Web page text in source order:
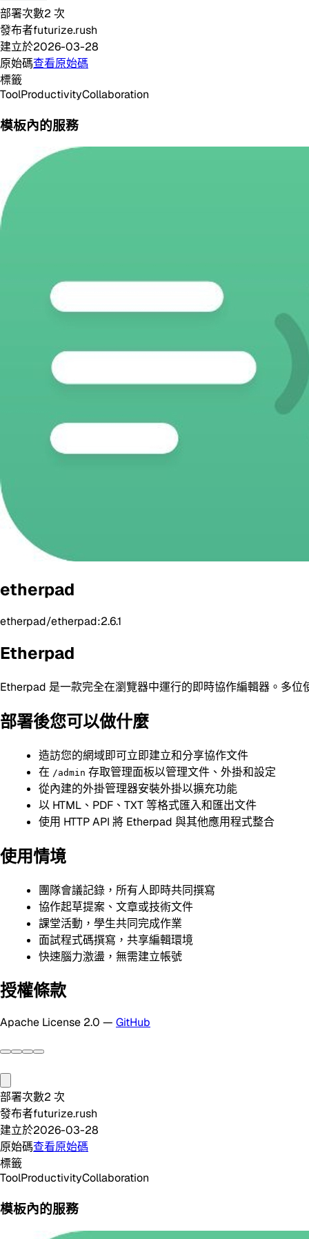
部署次數2 次
發布者futurize.rush
建立於2026-03-28
原始碼查看原始碼
標籤
ToolProductivityCollaboration
模板內的服務
etherpad
etherpad/etherpad:2.6.1
Etherpad
Etherpad 是一款完全在瀏覽器中運行的即時協作編輯器。多
部署後您可以做什麼
造訪您的網域即可立即建立和分享協作文件
在 /admin 存取管理面板以管理文件、外掛和設定
從內建的外掛管理器安裝外掛以擴充功能
以 HTML、PDF、TXT 等格式匯入和匯出文件
使用 HTTP API 將 Etherpad 與其他應用程式整合
使用情境
團隊會議記錄，所有人即時共同撰寫
協作起草提案、文章或技術文件
課堂活動，學生共同完成作業
面試程式碼撰寫，共享編輯環境
快速腦力激盪，無需建立帳號
授權條款
Apache License 2.0 — GitHub
部署次數2 次
發布者futurize.rush
建立於2026-03-28
原始碼查看原始碼
標籤
ToolProductivityCollaboration
模板內的服務